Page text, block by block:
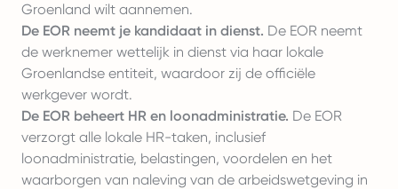
Groenland wilt aannemen.
De EOR neemt je kandidaat in dienst. De EOR neemt
de werknemer wettelijk in dienst via haar lokale
Groenlandse entiteit, waardoor zij de officiële
werkgever wordt.
De EOR beheert HR en loonadministratie. De EOR
verzorgt alle lokale HR-taken, inclusief
loonadministratie, belastingen, voordelen en het
waarborgen van naleving van de arbeidswetgeving in